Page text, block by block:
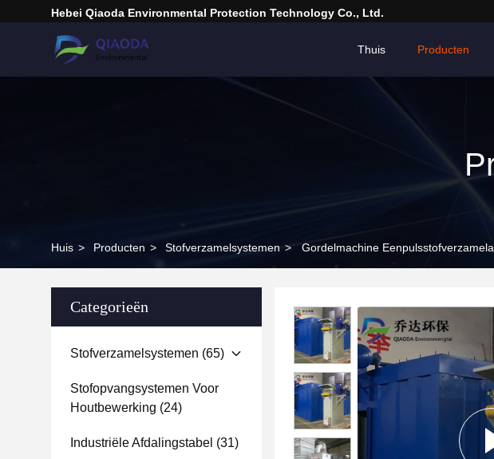
Hebei Qiaoda Environmental Protection Technology Co., Ltd.
Thuis Producten
Huis > Producten > Stofverzamelsystemen > Gordelmachine
Categorieën
Stofverzamelsystemen (65)
Stofopvangsystemen Voor
Houtbewerking (24)
Industriële Afdalingstabel (31)